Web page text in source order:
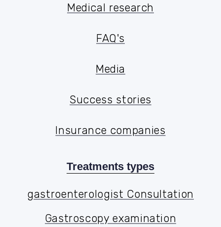
Medical research
FAQ's
Media
Success stories
Insurance companies
Treatments types
gastroenterologist Consultation
Gastroscopy examination